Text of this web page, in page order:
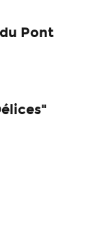
Pont